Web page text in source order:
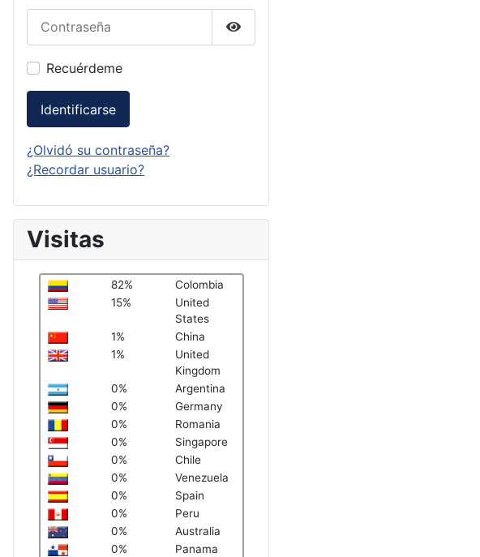
Mostrar contraseña
Recuérdeme
Identificarse
¿Olvidó su contraseña?
¿Recordar usuario?
Visitas
82%
Colombia
15%
United
States
1%
China
1%
United
Kingdom
0%
Argentina
0%
Germany
0%
Romania
0%
Singapore
0%
Chile
0%
Venezuela
0%
Spain
0%
Peru
0%
Australia
0%
Panama